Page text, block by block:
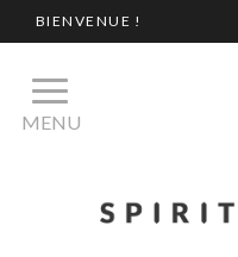
BIENVENUE !
MENU